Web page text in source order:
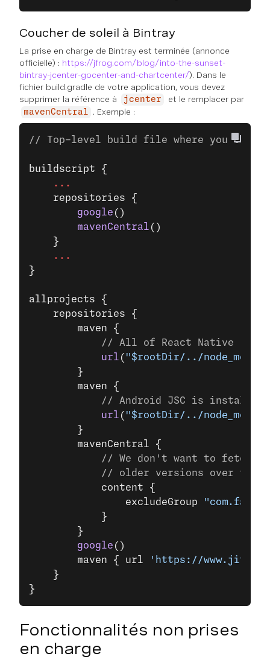
Coucher de soleil à Bintray
La prise en charge de Bintray est terminée (annonce
officielle) : https://jfrog.com/blog/into-the-sunset-
bintray-jcenter-gocenter-and-chartcenter/). Dans le
fichier build.gradle de votre application, vous devez
supprimer la référence à
jcenter et le remplacer par
mavenCentral . Exemple :
// Top-level build file where you can
buildscript {
    ...
    repositories {
        google
()
        mavenCentral
()
    }
    ...
}
allprojects {
    repositories {
        maven {
// All of React Native
            url
( "$rootDir/../
        }
        maven {
// Android JSC is installed
            url
( "$rootDir/../
        }
        mavenCentral {
// We don't want to fetch
// older versions over
            content {
                excludeGroup
            }
        }
        google
()
        maven { url
'https://
    }
}
Fonctionnalités non prises
en charge